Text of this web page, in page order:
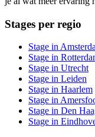
Stages per regio
Stage in
Stage in
Stage in Utrecht
Stage in Leiden
Stage in Haarlem
Stage in
Stage in Den
Stage in